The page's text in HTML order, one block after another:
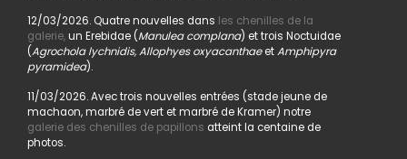
12/03/2026. Quatre nouvelles dans les chenilles de la
galerie,un Erebidae (Manulea complana) et trois Noctuidae
(Agrochola lychnidis, Allophyes oxyacanthaeetAmphipyra
pyramidea).
11/03/2026. Avec trois nouvelles entrées (stade jeune de
machaon, marbré de vert et marbré de Kramer) notre
galerie des chenilles de papillons atteint la centaine de
photos.